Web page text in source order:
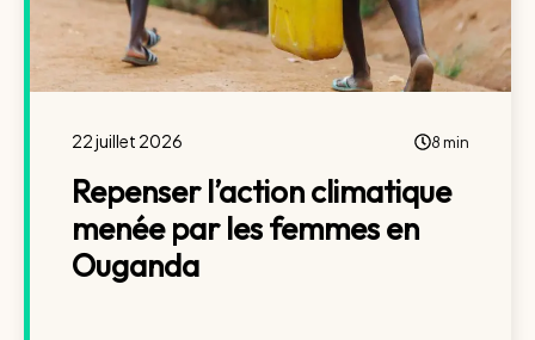
22 juillet 2026 8 min
Repenser l’action climatique
menée par les femmes en
Ouganda